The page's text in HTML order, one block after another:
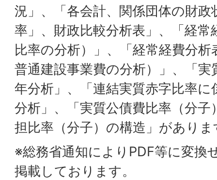
況」、「各会計、関係団体の財
率」、財政比較分析表」、「経常
比率の分析）」、「経常経費分
普通建設事業費の分析）」、「
年分析」、「連結実質赤字比率
分析」、「実質公債費比率（分子
担比率（分子）の構造」がありま
※総務省通知によりPDF等に変換
掲載しております。